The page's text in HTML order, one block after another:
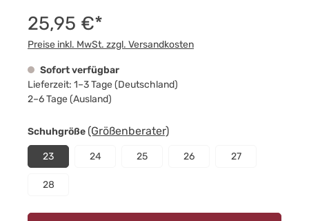
25,95 €*
Preise inkl. MwSt. zzgl. Versandkosten
Sofort verfügbar
Lieferzeit: 1–3 Tage (Deutschland)
2–6 Tage (Ausland)
Schuhgrößeauswählen
(Größenberater)
23 24 25 26 27
28